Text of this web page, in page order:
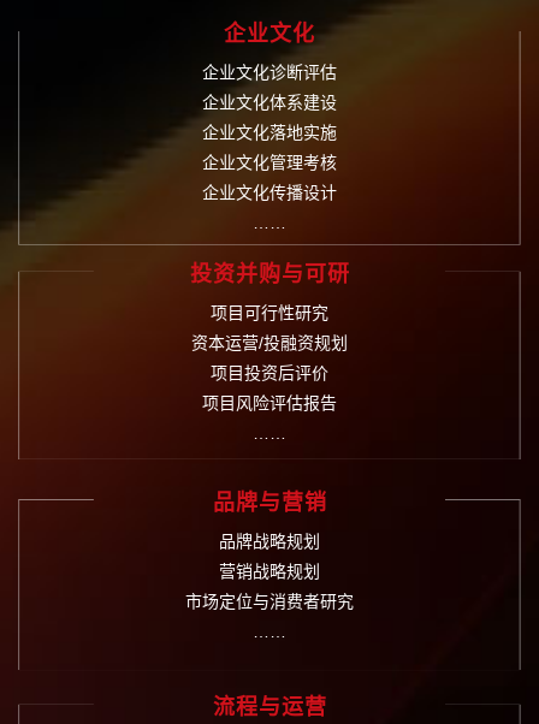
企业文化
企业文化诊断评估
企业文化体系建设
企业文化落地实施
企业文化管理考核
企业文化传播设计
……
投资并购与可研
项目可行性研究
资本运营/投融资规划
项目投资后评价
项目风险评估报告
……
品牌与营销
品牌战略规划
营销战略规划
市场定位与消费者研究
……
流程与运营